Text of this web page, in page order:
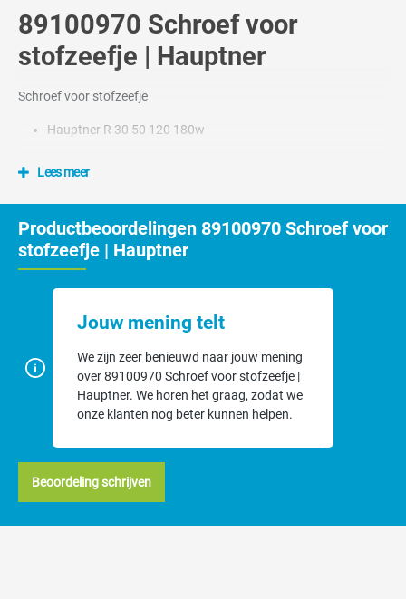
89100970 Schroef voor
stofzeefje | Hauptner
Schroef voor stofzeefje
Hauptner R 30 50 120 180w
Lees meer
Productbeoordelingen 89100970 Schroef voor
stofzeefje | Hauptner
Jouw mening telt
We zijn zeer benieuwd naar jouw mening
over 89100970 Schroef voor stofzeefje |
Hauptner. We horen het graag, zodat we
onze klanten nog beter kunnen helpen.
Beoordeling schrijven